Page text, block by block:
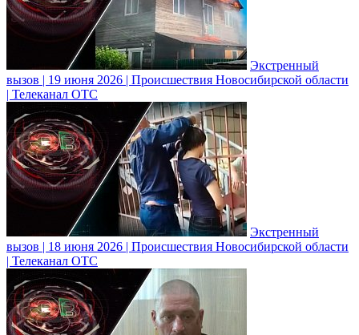
Экстренный
вызов | 19 июня 2026 | Происшествия Новосибирской области
| Телеканал ОТС
Экстренный
вызов | 18 июня 2026 | Происшествия Новосибирской области
| Телеканал ОТС